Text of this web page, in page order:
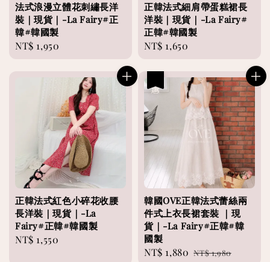
法式浪漫立體花刺繡長洋
裝｜現貨｜-La Fairy#正
韓#韓國製
Regular
NT$ 1,950
正韓法式細肩帶蛋糕裙長
洋裝｜現貨｜-La Fairy#
正韓#韓國製
Regular
NT$ 1,650
正韓法式紅色小碎花收腰
長洋裝｜現貨｜-La
Fairy#正韓#韓國製
Regular
NT$ 1,550
韓國OVE正韓法式蕾絲兩
件式上衣長裙套裝 ｜現
貨｜-La Fairy#正韓#韓
國製
Sale
NT$ 1,880 Regular
NT$ 1,980